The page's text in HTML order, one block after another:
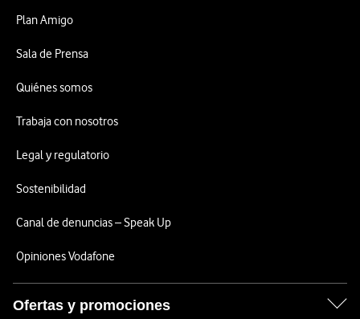
Plan Amigo
Sala de Prensa
Quiénes somos
Trabaja con nosotros
Legal y regulatorio
Sostenibilidad
Canal de denuncias – Speak Up
Opiniones Vodafone
Ofertas y promociones